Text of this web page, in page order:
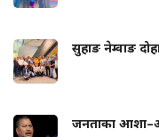
सुहाङ नेम्वाङ
जनताका